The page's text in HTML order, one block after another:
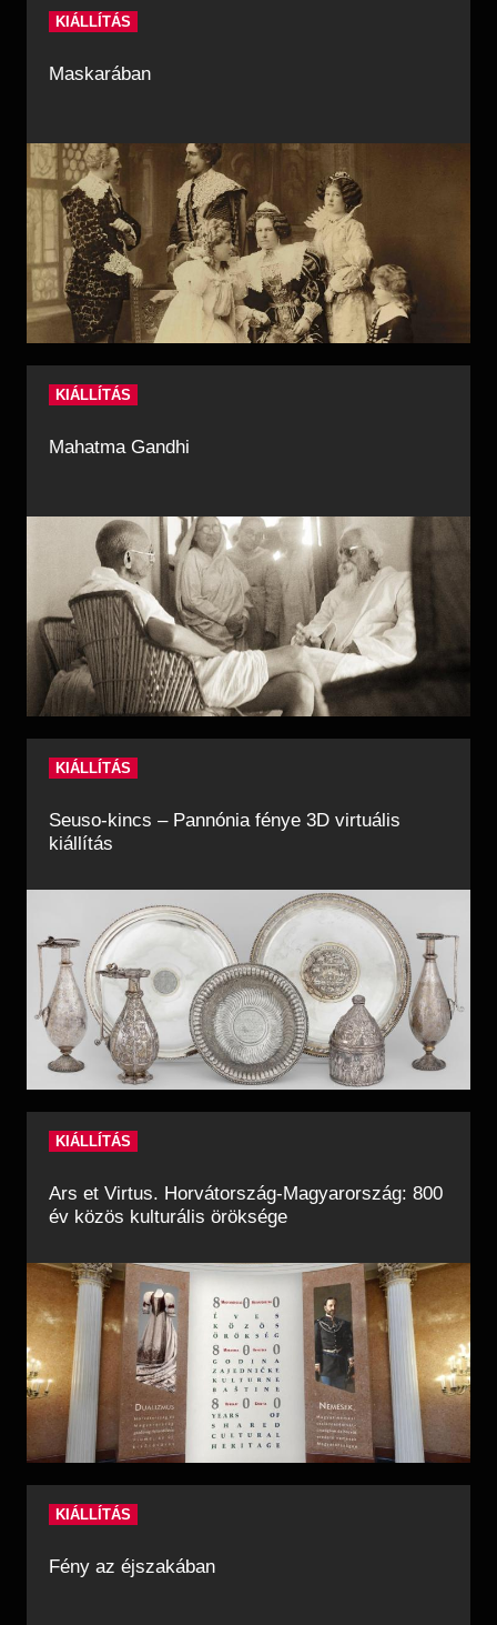
KIÁLLÍTÁS
Maskarában
KIÁLLÍTÁS
Mahatma Gandhi
KIÁLLÍTÁS
Seuso-kincs – Pannónia fénye 3D virtuális
kiállítás
KIÁLLÍTÁS
Ars et Virtus. Horvátország-Magyarország: 800
év közös kulturális öröksége
KIÁLLÍTÁS
Fény az éjszakában